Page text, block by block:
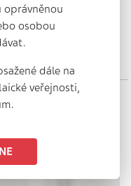
v České republice
na špici příčin
osobou
dále na
veřejnosti,
NE